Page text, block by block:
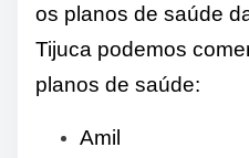
os planos de saúde
Tijuca podemos
planos de saúde:
Amil